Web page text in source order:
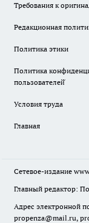
Требования к
Редакционная
Политика этики
Политика
пользователей̆
Условия труда
Главная
Сетевое-издание
Главный редактор:
Адрес электронной
propenza@mail.ru,